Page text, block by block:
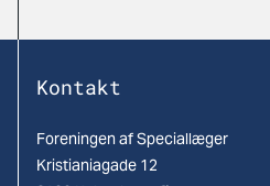
Kontakt
Foreningen af Speciallæger
Kristianiagade 12